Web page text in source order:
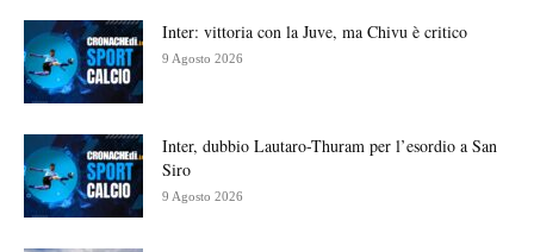
Inter: vittoria con la Juve, ma Chivu è critico
9 Agosto 2026
Inter, dubbio Lautaro-Thuram per l’esordio a San
Siro
9 Agosto 2026